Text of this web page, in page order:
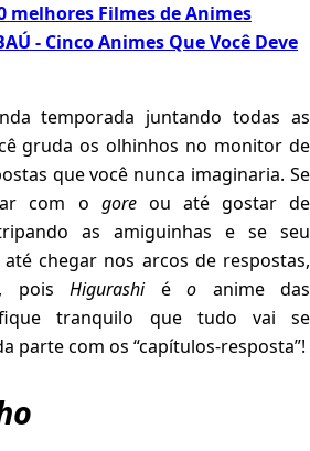
melhores Filmes de Animes
- Cinco Animes Que Você Deve
temporada juntando todas as
gruda os olhinhos no monitor de
que você nunca imaginaria. Se
com o goreou até gostar de
as amiguinhas e se seu
chegar nos arcos de respostas,
poisHigurashiéo anime das
fique tranquilo que tudo vai se
parte com os “capítulos-resposta”!